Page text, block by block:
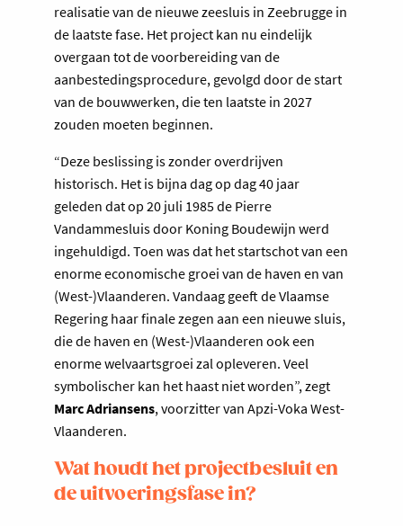
realisatie van de nieuwe zeesluis in Zeebrugge in
de laatste fase. Het project kan nu eindelijk
overgaan tot de voorbereiding van de
aanbestedingsprocedure, gevolgd door de start
van de bouwwerken, die ten laatste in 2027
zouden moeten beginnen.
“Deze beslissing is zonder overdrijven
historisch. Het is bijna dag op dag 40 jaar
geleden dat op 20 juli 1985 de Pierre
Vandammesluis door Koning Boudewijn werd
ingehuldigd. Toen was dat het startschot van een
enorme economische groei van de haven en van
(West-)Vlaanderen. Vandaag geeft de Vlaamse
Regering haar finale zegen aan een nieuwe sluis,
die de haven en (West-)Vlaanderen ook een
enorme welvaartsgroei zal opleveren. Veel
symbolischer kan het haast niet worden”, zegt
Marc Adriansens, voorzitter van Apzi-Voka West-
Vlaanderen.
Wat houdt het projectbesluit en
de uitvoeringsfase in?